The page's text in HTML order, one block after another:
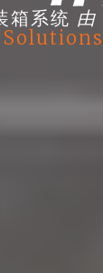
箱系统 由
Solutions